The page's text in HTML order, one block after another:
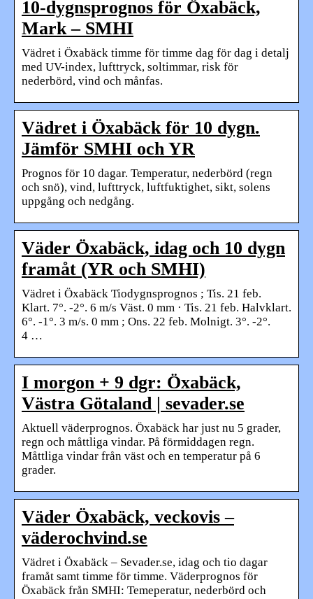
10-dygnsprognos för Öxabäck,
Mark – SMHI
Vädret i Öxabäck timme för timme dag för dag i detalj
med UV-index, lufttryck, soltimmar, risk för
nederbörd, vind och månfas.
Vädret i Öxabäck för 10 dygn.
Jämför SMHI och YR
Prognos för 10 dagar. Temperatur, nederbörd (regn
och snö), vind, lufttryck, luftfuktighet, sikt, solens
uppgång och nedgång.
Väder Öxabäck, idag och 10 dygn
framåt (YR och SMHI)
Vädret i Öxabäck Tiodygnsprognos ; Tis. 21 feb.
Klart. 7°. -2°. 6 m/s Väst. 0 mm · Tis. 21 feb. Halvklart.
6°. -1°. 3 m/s. 0 mm ; Ons. 22 feb. Molnigt. 3°. -2°.
4 …
I morgon + 9 dgr: Öxabäck,
Västra Götaland | sevader.se
Aktuell väderprognos. Öxabäck har just nu 5 grader,
regn och måttliga vindar. På förmiddagen regn.
Måttliga vindar från väst och en temperatur på 6
grader.
Väder Öxabäck, veckovis –
väderochvind.se
Vädret i Öxabäck – Sevader.se, idag och tio dagar
framåt samt timme för timme. Väderprognos för
Öxabäck från SMHI: Temeperatur, nederbörd och